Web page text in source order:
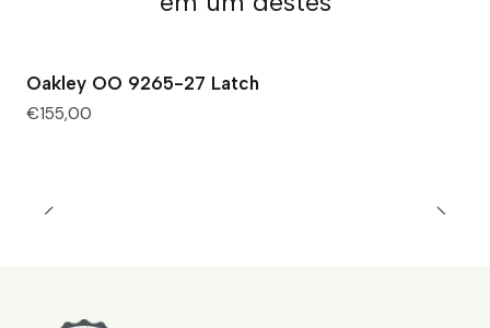
Oakley OO 9265-27 Latch
€155,00